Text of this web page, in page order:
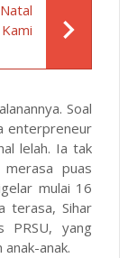
Soal
enterpreneur
lelah. Ia tak
merasa puas
mulai 16
terasa, Sihar
PRSU, yang
anak.